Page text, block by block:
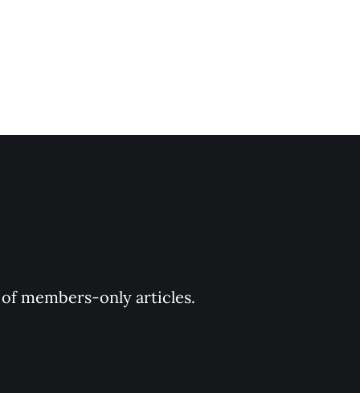
members-only articles.